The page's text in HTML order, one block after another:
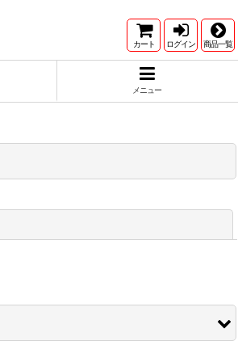
カート ログイン 商品一覧
メニュー